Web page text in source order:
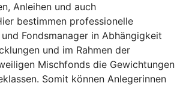
Anleihen und auch
bestimmen professionelle
Fondsmanager in Abhängigkeit
und im Rahmen der
Mischfonds die Gewichtungen
Somit können Anlegerinnen